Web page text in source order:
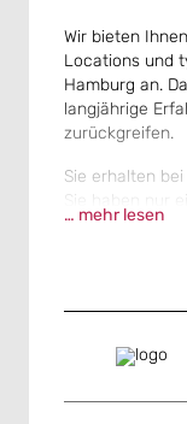
Wir bieten
Locations und
Hamburg an.
langjährige
zurückgreifen.
Sie erhalten
Sie haben nur
uns im Haus,
kümmern uns
und
… mehr lesen